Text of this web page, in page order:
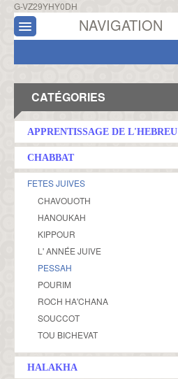
G-VZ29YHY0DH
NAVIGATION
CATÉGORIES
APPRENTISSAGE DE L'HEBREU
CHABBAT
FETES JUIVES
CHAVOUOTH
HANOUKAH
KIPPOUR
L' ANNÉE JUIVE
PESSAH
POURIM
ROCH HA'CHANA
SOUCCOT
TOU BICHEVAT
HALAKHA